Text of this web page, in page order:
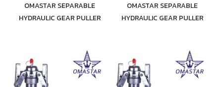
OMASTAR SEPARABLE
HYDRAULIC GEAR PULLER
มีทั้งรวมปั๊มและไม่รวมปั๊ม
OMASTAR SEPARABLE
HYDRAULIC GEAR PULLER